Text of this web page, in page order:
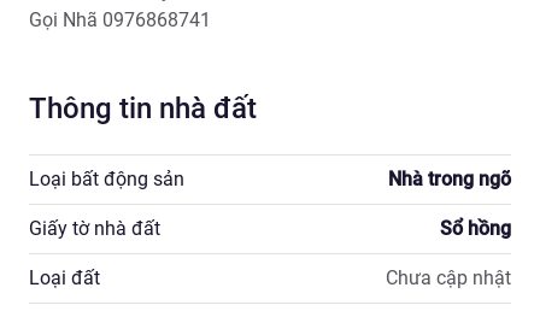
Gọi Nhã 0976868741
Thông tin nhà đất
Loại bất động sản Nhà trong ngõ
Giấy tờ nhà đất Sổ hồng
Loại đất Chưa cập nhật